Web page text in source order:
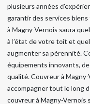
plusieurs années
garantir des services
à Magny-Vernois saura
à l’état de votre toit et
augmenter sa pérennité.
équipements innovants,
qualité. Couvreur à
accompagner tout le long
couvreur à Magny-Vernois